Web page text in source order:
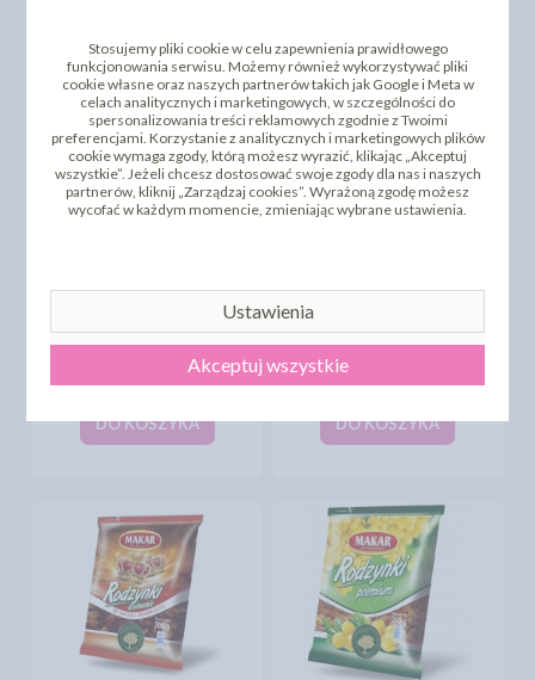
DO KOSZYKA DO KOSZYKA
MAKAR - RODZYNKA
cena:8,23 zł
DO KOSZYKA
MAKAR - RODZYNKA
cena:2,72 zł
DO KOSZYKA
Stosujemy pliki cookie w celu zapewnienia prawidłowego
funkcjonowania serwisu. Możemy również wykorzystywać pliki
cookie własne oraz naszych partnerów takich jak Google i Meta w
celach analitycznych i marketingowych, w szczególności do
spersonalizowania treści reklamowych zgodnie z Twoimi
preferencjami. Korzystanie z analitycznych i marketingowych plików
cookie wymaga zgody, którą możesz wyrazić, klikając „Akceptuj
wszystkie”. Jeżeli chcesz dostosować swoje zgody dla nas i naszych
partnerów, kliknij „Zarządzaj cookies”. Wyrażoną zgodę możesz
wycofać w każdym momencie, zmieniając wybrane ustawienia.
Ustawienia
Akceptuj wszystkie